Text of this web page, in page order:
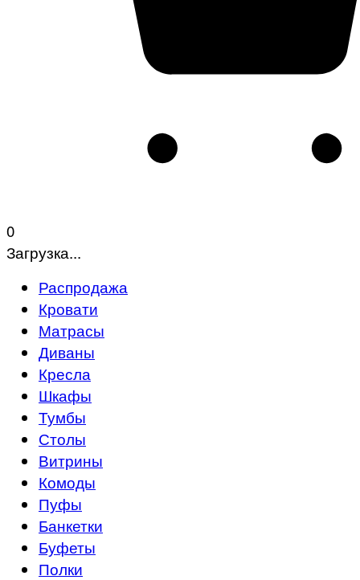
0
Загрузка...
Распродажа
Кровати
Матрасы
Диваны
Кресла
Шкафы
Тумбы
Столы
Витрины
Комоды
Пуфы
Банкетки
Буфеты
Полки